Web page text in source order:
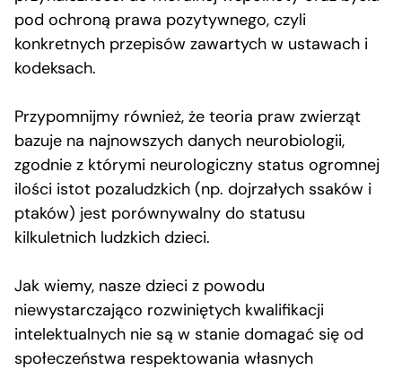
pod ochroną prawa pozytywnego, czyli
konkretnych przepisów zawartych w ustawach i
kodeksach.
Przypomnijmy również, że teoria praw zwierząt
bazuje na najnowszych danych neurobiologii,
zgodnie z którymi neurologiczny status ogromnej
ilości istot pozaludzkich (np. dojrzałych ssaków i
ptaków) jest porównywalny do statusu
kilkuletnich ludzkich dzieci.
Jak wiemy, nasze dzieci z powodu
niewystarczająco rozwiniętych kwalifikacji
intelektualnych nie są w stanie domagać się od
społeczeństwa respektowania własnych